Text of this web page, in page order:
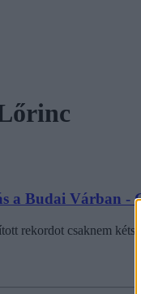
a Budai Várban
rekordot csaknem